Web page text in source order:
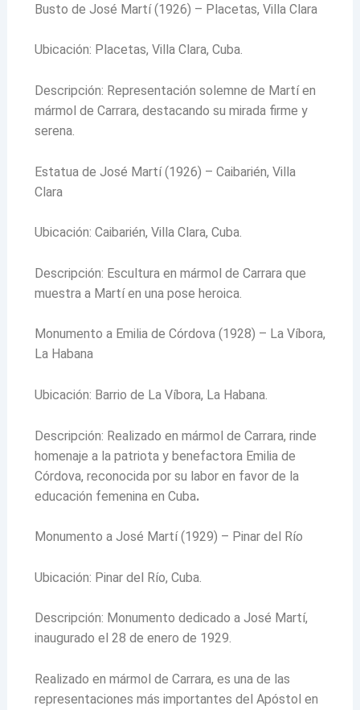
Busto de José Martí (1926) – Placetas, Villa Clara
Ubicación: Placetas, Villa Clara, Cuba.
Descripción: Representación solemne de Martí en
mármol de Carrara, destacando su mirada firme y
serena.
Estatua de José Martí (1926) – Caibarién, Villa
Clara
Ubicación: Caibarién, Villa Clara, Cuba.
Descripción: Escultura en mármol de Carrara que
muestra a Martí en una pose heroica.
Monumento a Emilia de Córdova (1928) – La Víbora,
La Habana
Ubicación: Barrio de La Víbora, La Habana.
Descripción: Realizado en mármol de Carrara, rinde
homenaje a la patriota y benefactora Emilia de
Córdova, reconocida por su labor en favor de la
educación femenina en Cuba.
Monumento a José Martí (1929) – Pinar del Río
Ubicación: Pinar del Río, Cuba.
Descripción: Monumento dedicado a José Martí,
inaugurado el 28 de enero de 1929.
Realizado en mármol de Carrara, es una de las
representaciones más importantes del Apóstol en